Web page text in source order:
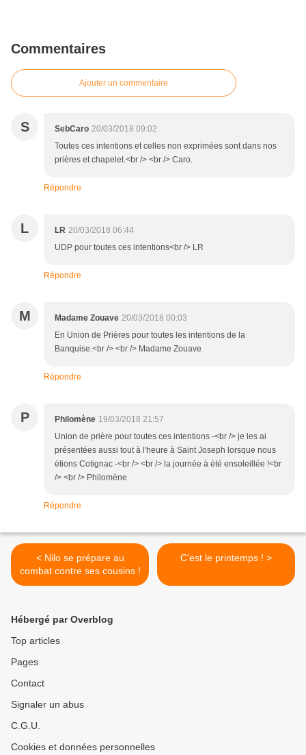
Commentaires
Ajouter un commentaire
S SebCaro 20/03/2018 09:02
Toutes ces intentions et celles non exprimées sont dans nos
prières et chapelet.<br /> <br /> Caro.
Répondre
L LR 20/03/2018 06:44
UDP pour toutes ces intentions<br /> LR
Répondre
M Madame Zouave 20/03/2018 00:03
En Union de Prières pour toutes les intentions de la
Banquise.<br /> <br /> Madame Zouave
Répondre
P Philomène 19/03/2018 21:57
Union de prière pour toutes ces intentions -<br /> je les ai
présentées aussi tout à l'heure à Saint Joseph lorsque nous
étions Cotignac -<br /> <br /> la journée à été ensoleillée !<br
/> <br /> Philomène
Répondre
< Nilo se prépare au
combat contre ses cousins !
C'est le printemps ! >
Hébergé par Overblog
Top articles
Pages
Contact
Signaler un abus
C.G.U.
Cookies et données personnelles